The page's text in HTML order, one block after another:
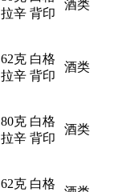
拉辛 背印
酒类
62克 白格
拉辛 背印
酒类
80克 白格
拉辛 背印
酒类
62克 白格